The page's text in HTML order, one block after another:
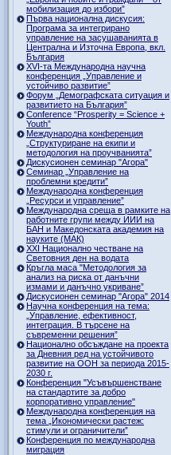
мобилизация до избори”
Първа национална дискусия:
Програма за интегрирано
управление на засушаванията в
Централна и Източна Европа, вкл.
България
ХVI-та Международна научна
конференция „Управление и
устойчиво развитие”
Форум „Демографската ситуация и
развитието на България”
Conference “Prosperity = Science +
Youth”
Международна конференция
„Структуриране на екипи и
методология на проучванията”
Дискусионен семинар "Агора"
Семинар „Управление на
проблемни кредити”
Международна конференция
„Ресурси и управление”
Международна среща в рамките на
работните групи между ИИИ на
БАН и Македонската академия на
науките (МАК)
XXI Национално честване на
Световния ден на водата
Кръгла маса "Методология за
анализ на риска от данъчни
измами и данъчно укриване”
Дискусионен семинар "Агора" 2014
Научна конференция на тема:
„Управление, ефективност,
интеграция. В търсене на
съвременни решения”
Национално обсъждане на проекта
за Дневния ред на устойчивото
развитие на ООН за периода 2015-
2030 г.
Конференция "Усъвършенстване
на стандартите за добро
корпоративно управление"
Международна конференция на
тема „Икономически растеж:
стимули и ограничители”
Конференция по международна
миграция